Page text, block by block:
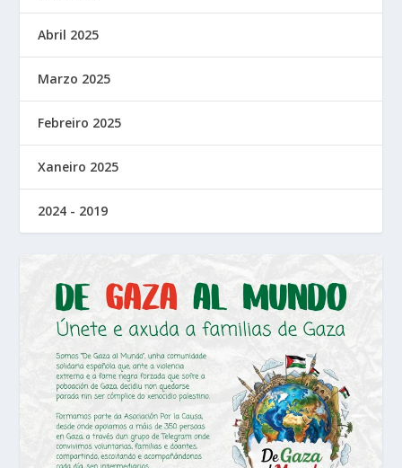
Abril 2025
Marzo 2025
Febreiro 2025
Xaneiro 2025
2024 - 2019